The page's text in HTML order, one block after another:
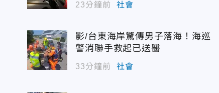
23分鐘前 社會
影/台東海岸驚傳男子落海！海巡
警消聯手救起已送醫
33分鐘前 社會